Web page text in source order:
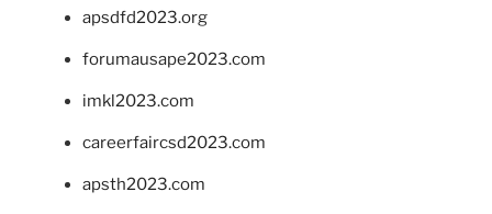
apsdfd2023.org
forumausape2023.com
imkl2023.com
careerfaircsd2023.com
apsth2023.com